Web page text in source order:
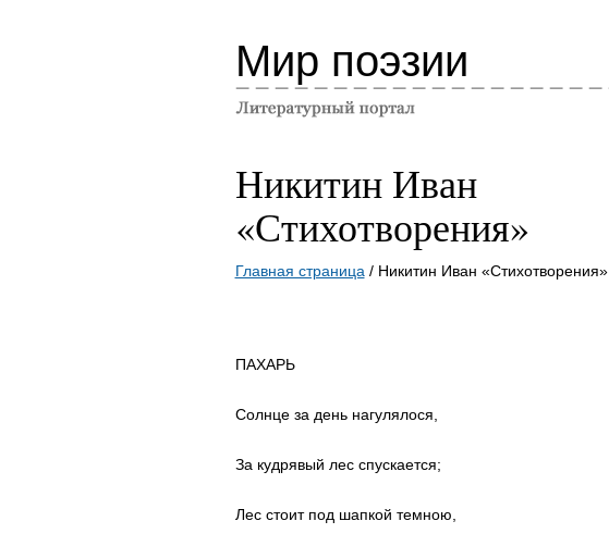
Мир поэзии
Никитин Иван
«Стихотворения»
Главная страница / Никитин Иван «Стихотворения»
ПАХАРЬ
Солнце за день нагулялося,
За кудрявый лес спускается;
Лес стоит под шапкой темною,